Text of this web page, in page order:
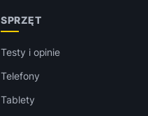
SPRZĘT
Testy i opinie
Telefony
Tablety